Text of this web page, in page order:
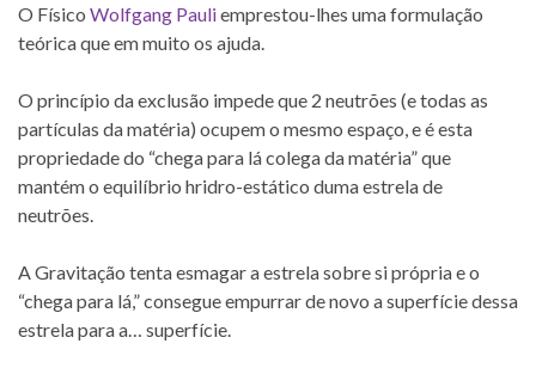
O Físico Wolfgang Pauliemprestou-lhes uma formulação
teórica que em muito os ajuda.
O princípio da exclusão impede que 2 neutrões (e todas as
partículas da matéria) ocupem o mesmo espaço, e é esta
propriedade do “chega para lá colega da matéria” que
mantém o equilíbrio hridro-estático duma estrela de
neutrões.
A Gravitação tenta esmagar a estrela sobre si própria e o
“chega para lá,” consegue empurrar de novo a superfície dessa
estrela para a… superfície.